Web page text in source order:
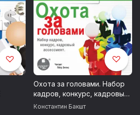
Охота за головами. Набор
кадров, конкурс, кадровый
ассессмент
Константин Бакшт